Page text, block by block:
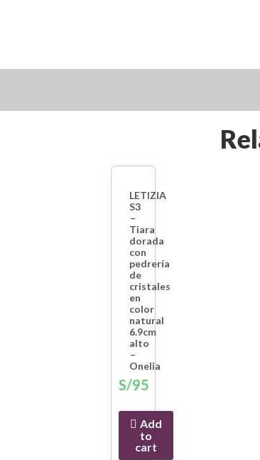
LETIZIA
S3
–
Tiara
dorada
con
pedrería
de
cristales
en
color
natural
6.9cm
alto
–
Onelia
S/95
Add
to
cart